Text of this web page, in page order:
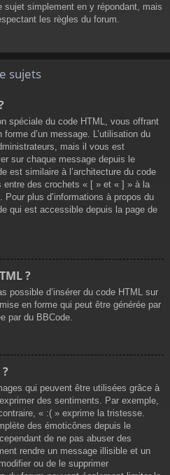
sujet simplement en y répondant, mais
les règles du forum.
sujets
spéciale du code HTML, vous offrant
d’un message. L’utilisation du
mais il vous est
sur chaque message depuis le
est similaire à l’architecture du code
des crochets « [ » et « ] » à la
plus d’informations à propos du
qui est accessible depuis la page de
?
possible d’insérer du code HTML sur
en forme qui peut être générée par
par du BBCode.
qui peuvent être utilisées grâce à
des sentiments. Par exemple,
« :( » exprime la tristesse.
des émoticônes depuis le
de ne pas abuser des
rendre un message illisible et un
ou de le supprimer